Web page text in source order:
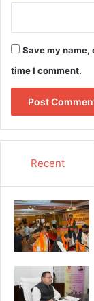
Save my name,
time I comment.
Recent